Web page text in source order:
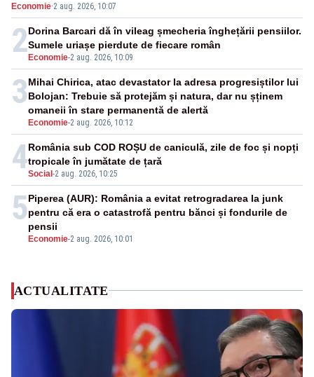
va devia apa fluviului - IMAGINI AERIENE
Economie·2 aug. 2026, 10:07
2 Economie-2 aug. 2026, 10:09
Dorina Barcari dă în vileag șmecheria înghețării pensiilor.
Sumele uriașe pierdute de fiecare român
3
Economie-2 aug. 2026, 10:12
Mihai Chirica, atac devastator la adresa progresiștilor lui
Bolojan: Trebuie să protejăm și natura, dar nu șținem
omaneii în stare permanentă de alertă
4Social -2 aug. 2026, 10:25
România sub COD ROȘU de caniculă, zile de foc și nopți
tropicale în jumătate de țară
5
Economie-2 aug. 2026, 10:01
Piperea (AUR): România a evitat retrogradarea la junk
pentru că era o catastrofă pentru bănci și fondurile de
pensii
ACTUALITATE